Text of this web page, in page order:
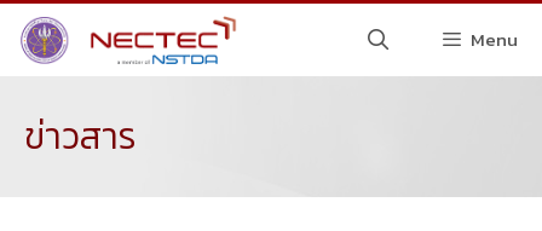
Menu
ข่าวสาร